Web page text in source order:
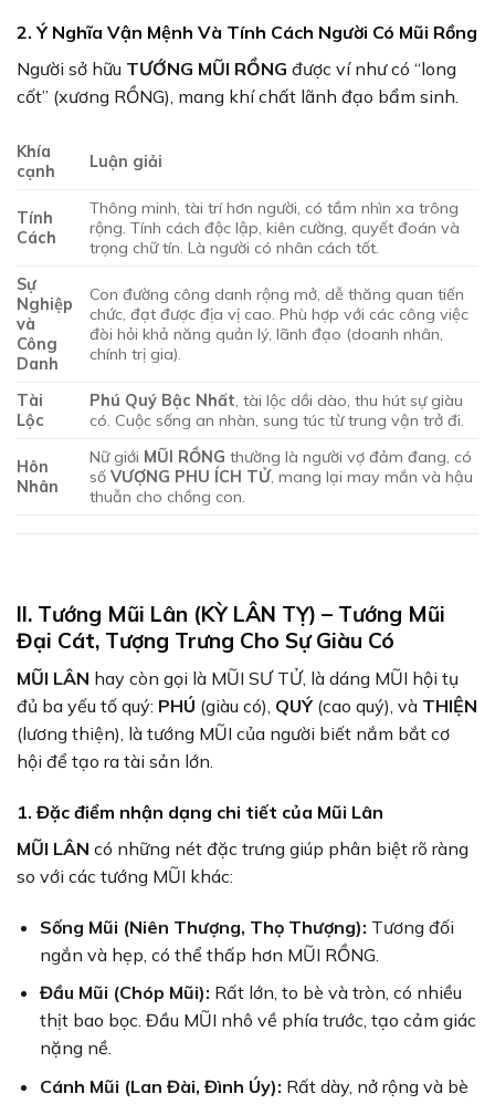
2. Ý Nghĩa Vận Mệnh Và Tính Cách Người Có Mũi Rồng
Người sở hữu TƯỚNG MŨI RỒNG được ví như có “long
cốt” (xương RỒNG), mang khí chất lãnh đạo bẩm sinh.
Khía
cạnh
Luận giải
Tính
Cách
Thông minh, tài trí hơn người, có tầm nhìn xa trông
rộng. Tính cách độc lập, kiên cường, quyết đoán và
trọng chữ tín. Là người có nhân cách tốt.
Sự
Nghiệp
và
Công
Danh
Con đường công danh rộng mở, dễ thăng quan tiến
chức, đạt được địa vị cao. Phù hợp với các công việc
đòi hỏi khả năng quản lý, lãnh đạo (doanh nhân,
chính trị gia).
Tài
Lộc
Phú Quý Bậc Nhất, tài lộc dồi dào, thu hút sự giàu
có. Cuộc sống an nhàn, sung túc từ trung vận trở đi.
Hôn
Nhân
Nữ giới MŨI RỒNG thường là người vợ đảm đang, có
sốVƯỢNG PHU ÍCH TỬ, mang lại may mắn và hậu
thuẫn cho chồng con.
II. Tướng Mũi Lân (KỲ LÂN TỴ) – Tướng Mũi
Đại Cát, Tượng Trưng Cho Sự Giàu Có
MŨI LÂN hay còn gọi là MŨI SƯ TỬ, là dáng MŨI hội tụ
đủ ba yếu tố quý: PHÚ (giàu có), QUÝ(cao quý), và THIỆN
(lương thiện), là tướng MŨI của người biết nắm bắt cơ
hội để tạo ra tài sản lớn.
1. Đặc điểm nhận dạng chi tiết của Mũi Lân
MŨI LÂN có những nét đặc trưng giúp phân biệt rõ ràng
so với các tướng MŨI khác:
Sống Mũi (Niên Thượng, Thọ Thượng): Tương đối
ngắn và hẹp, có thể thấp hơn MŨI RỒNG.
Đầu Mũi (Chóp Mũi): Rất lớn, to bè và tròn, có nhiều
thịt bao bọc. Đầu MŨI nhô về phía trước, tạo cảm giác
nặng nề.
Cánh Mũi (Lan Đài, Đình Úy): Rất dày, nở rộng và bè